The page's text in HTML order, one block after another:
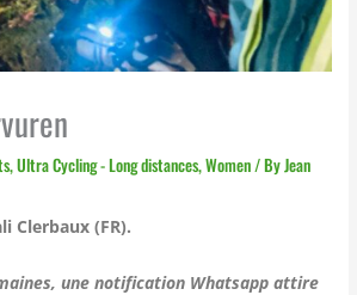
,Ultra Cycling - Long distances,Women/ ByJean
Clerbaux (FR).
une notification Whatsapp attire